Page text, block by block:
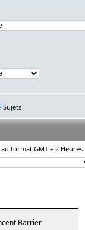
Sujets
format GMT + 2 Heures
Barrier